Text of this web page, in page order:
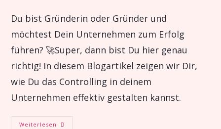
Du bist Gründerin oder Gründer und
möchtest Dein Unternehmen zum Erfolg
führen? 🚀Super, dann bist Du hier genau
richtig! In diesem Blogartikel zeigen wir Dir,
wie Du das Controlling in deinem
Unternehmen effektiv gestalten kannst.
Weiterlesen